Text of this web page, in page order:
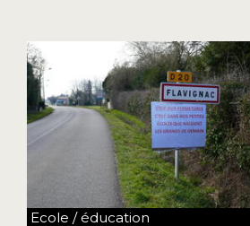
Ecole / éducation